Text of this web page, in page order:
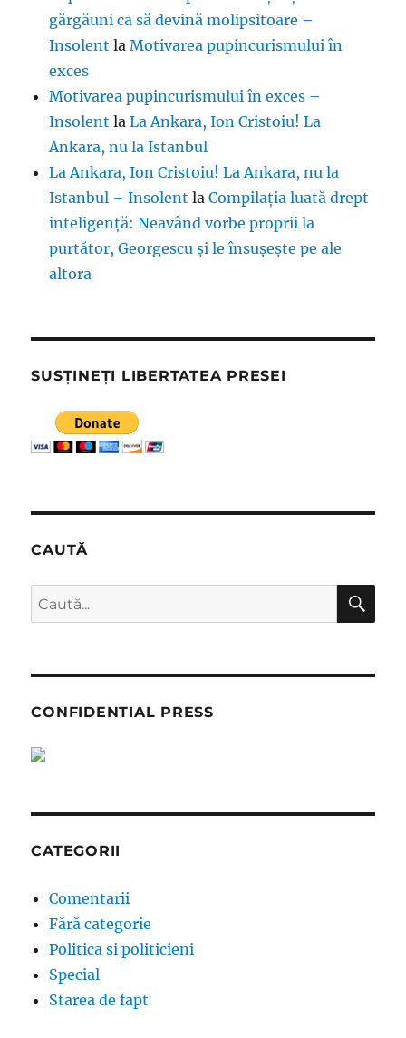
gărgăuni ca să devină molipsitoare –
Insolent laMotivarea pupincurismului în
exces
Motivarea pupincurismului în exces –
Insolent laLa Ankara, Ion Cristoiu! La
Ankara, nu la Istanbul
La Ankara, Ion Cristoiu! La Ankara, nu la
Istanbul – Insolent laCompilația luată drept
inteligență: Neavând vorbe proprii la
purtător, Georgescu și le însușește pe ale
altora
SUSȚINEȚI LIBERTATEA PRESEI
CAUTĂ
Caută
după:
CONFIDENTIAL PRESS
CATEGORII
Comentarii
Fără categorie
Politica si politicieni
Special
Starea de fapt